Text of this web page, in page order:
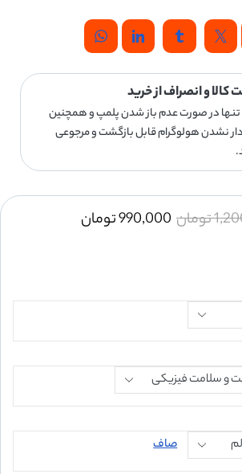
کالا و انصراف از خرید
تنها در صورت عدم باز شدن پلمپ و همچنین
نشدن هولوگرام قابل بازگشت و مرجوعی
تومان 990,000تومان
صاف